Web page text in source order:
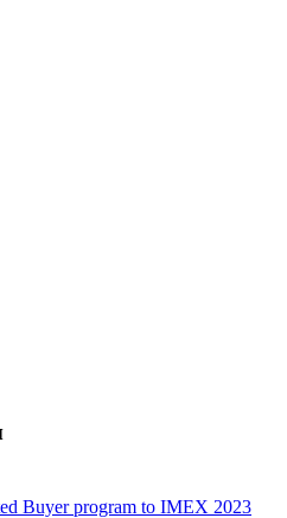
Buyer program to IMEX 2023